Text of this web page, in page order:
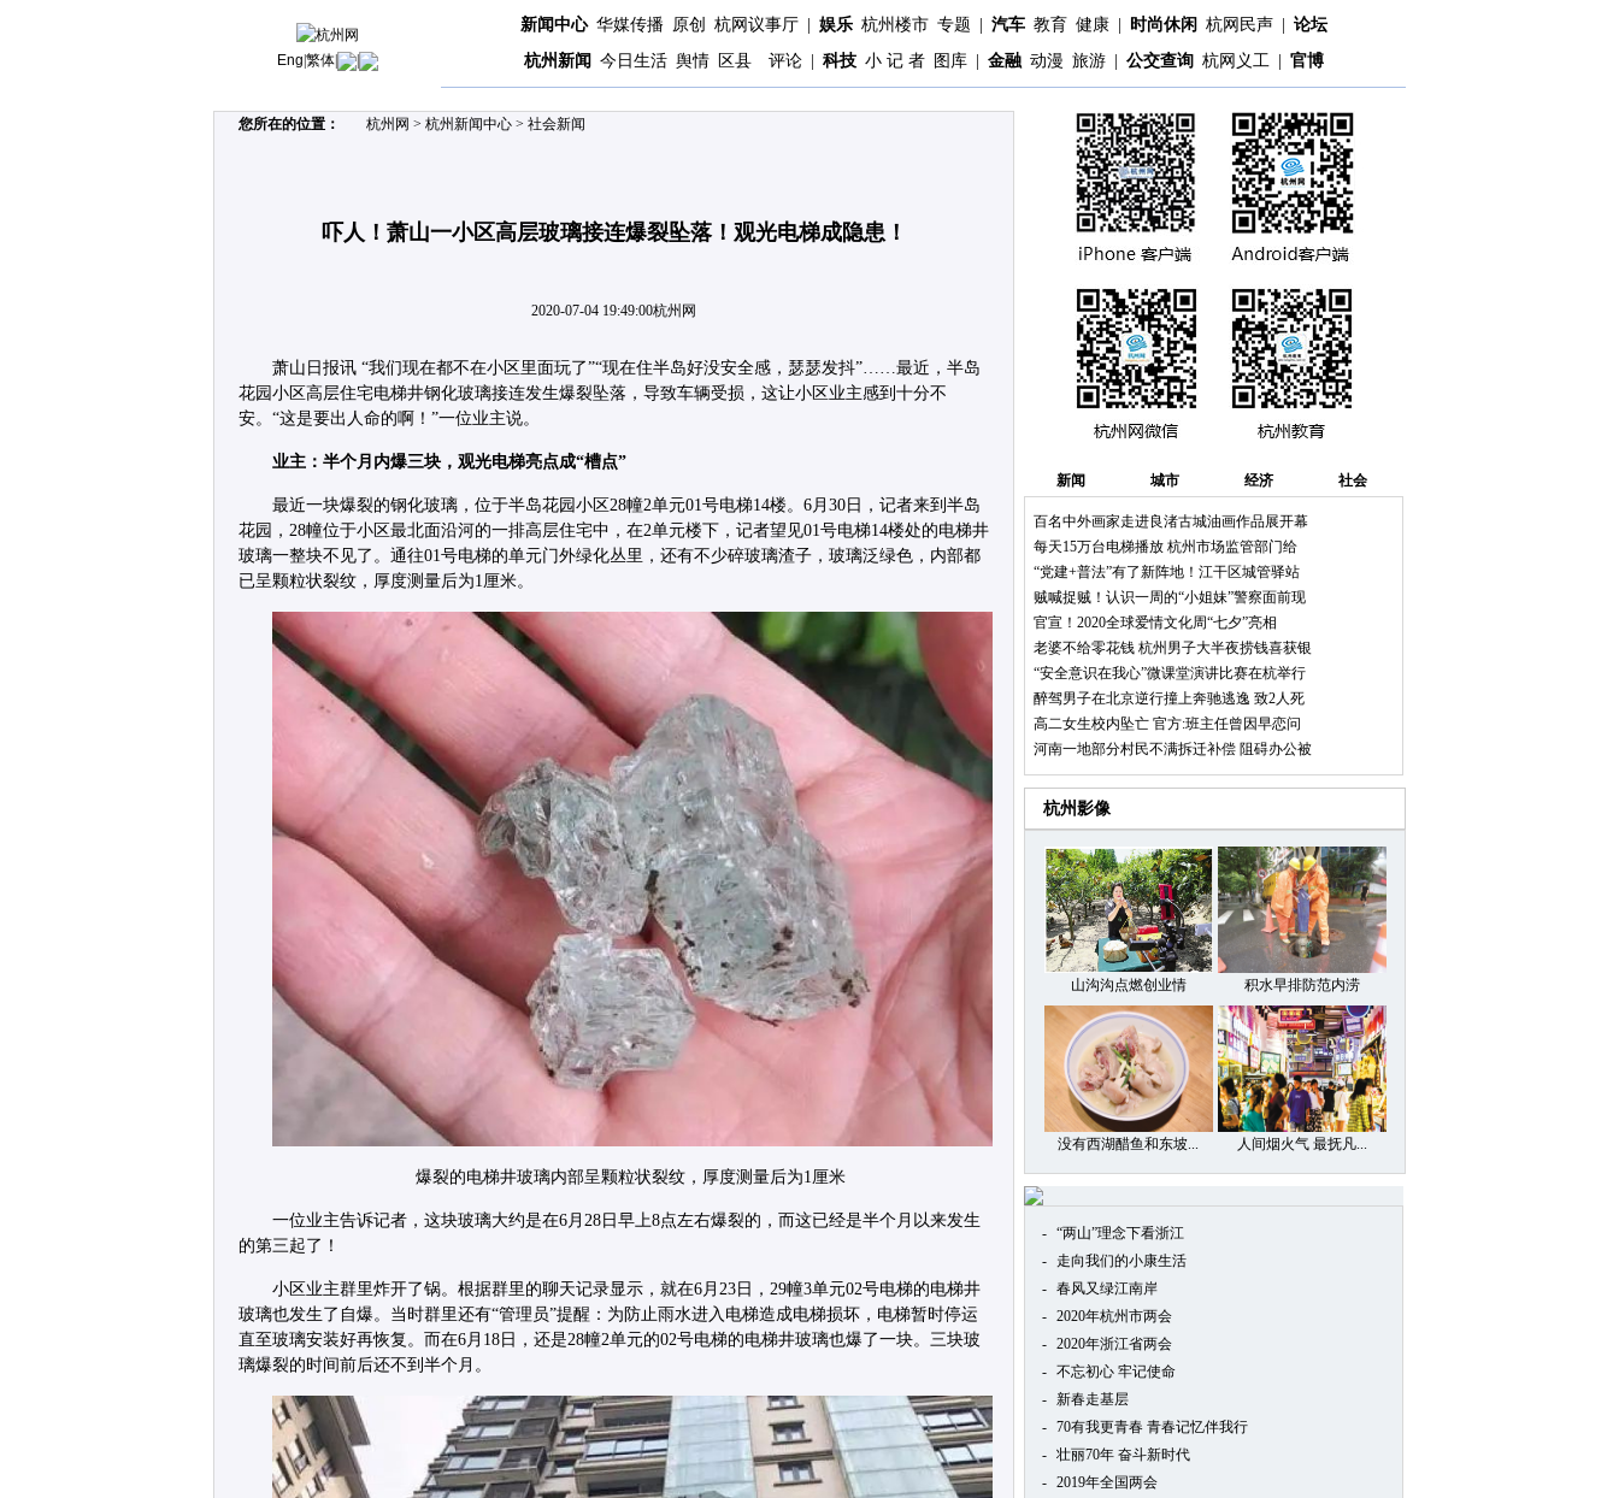
Eng 繁体| |
新闻中心 华媒传播 原创 杭网议事厅 娱乐 杭州楼市 专题 汽车 教育 健康 时尚休闲 杭网民声
论坛
杭州新闻 今日生活 舆情 区县 评论 科技 小 记 者 图库 金融 动漫 旅游 公交查询 杭网义工 官博
您所在的位置： 杭州网 > 杭州新闻中心 > 社会新闻
吓人！萧山一小区高层玻璃接连爆裂坠落！观光电梯成隐患！
2020-07-04 19:49:00杭州网
萧山日报讯 “我们现在都不在小区里面玩了”“现在住半岛好没安全感，瑟瑟发抖”……最近，半岛
花园小区高层住宅电梯井钢化玻璃接连发生爆裂坠落，导致车辆受损，这让小区业主感到十分不
安。“这是要出人命的啊！”一位业主说。
业主：半个月内爆三块，观光电梯亮点成“槽点”
最近一块爆裂的钢化玻璃，位于半岛花园小区28幢2单元01号电梯14楼。6月30日，记者来到半岛
花园，28幢位于小区最北面沿河的一排高层住宅中，在2单元楼下，记者望见01号电梯14楼处的电梯井
玻璃一整块不见了。通往01号电梯的单元门外绿化丛里，还有不少碎玻璃渣子，玻璃泛绿色，内部都
已呈颗粒状裂纹，厚度测量后为1厘米。
爆裂的电梯井玻璃内部呈颗粒状裂纹，厚度测量后为1厘米
一位业主告诉记者，这块玻璃大约是在6月28日早上8点左右爆裂的，而这已经是半个月以来发生
的第三起了！
小区业主群里炸开了锅。根据群里的聊天记录显示，就在6月23日，29幢3单元02号电梯的电梯井
玻璃也发生了自爆。当时群里还有“管理员”提醒：为防止雨水进入电梯造成电梯损坏，电梯暂时停运
直至玻璃安装好再恢复。而在6月18日，还是28幢2单元的02号电梯的电梯井玻璃也爆了一块。三块玻
璃爆裂的时间前后还不到半个月。
新闻 城市 经济 社会
百名中外画家走进良渚古城油画作品展开幕
每天15万台电梯播放 杭州市场监管部门给
“党建+普法”有了新阵地！江干区城管驿站
贼喊捉贼！认识一周的“小姐妹”警察面前现
官宣！2020全球爱情文化周“七夕”亮相
老婆不给零花钱 杭州男子大半夜捞钱喜获银
“安全意识在我心”微课堂演讲比赛在杭举行
醉驾男子在北京逆行撞上奔驰逃逸 致2人死
高二女生校内坠亡 官方:班主任曾因早恋问
河南一地部分村民不满拆迁补偿 阻碍办公被
杭州影像
山沟沟点燃创业情 积水早排防范内涝
没有西湖醋鱼和东坡... 人间烟火气 最抚凡...
- “两山”理念下看浙江
-
走向我们的小康生活
- 春风又绿江南岸
- 2020年杭州市两会
- 2020年浙江省两会
- 不忘初心 牢记使命
- 新春走基层
- 70有我更青春 青春记忆伴我行
- 壮丽70年 奋斗新时代
- 2019年全国两会